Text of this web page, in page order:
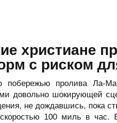
христиане
с риском
побережью пролива Ла-
довольно шокирующей
не дождавшись, пока
100 миль в